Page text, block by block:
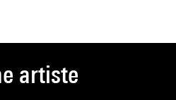
artiste